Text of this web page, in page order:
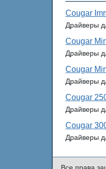
Cougar
Драйверы
Cougar
Драйверы
Cougar
Драйверы
Cougar
Драйверы
Cougar
Драйверы